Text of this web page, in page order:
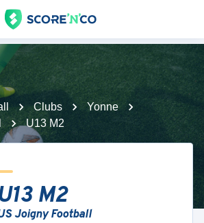
Clubs
Yonne
U13 M2
M2
Joigny Football